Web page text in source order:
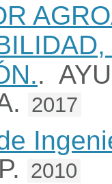
.
2017
2010